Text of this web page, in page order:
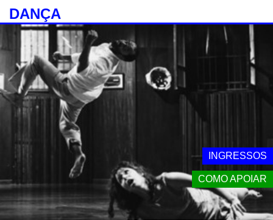
INGRESSOS
COMO APOIAR
DANÇA